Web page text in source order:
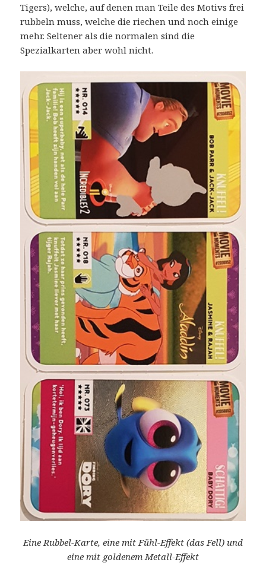
Tigers), welche, auf denen man Teile des Motivs frei
rubbeln muss, welche die riechen und noch einige
mehr. Seltener als die normalen sind die
Spezialkarten aber wohl nicht.
Eine Rubbel-Karte, eine mit Fühl-Effekt (das Fell) und
eine mit goldenem Metall-Effekt